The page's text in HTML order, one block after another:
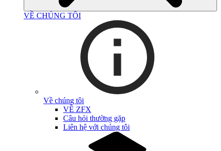
VỀ CHÚNG TÔI
Về chúng tôi
VỀ ZFX
Câu hỏi thường gặp
Liên hệ với chúng tôi